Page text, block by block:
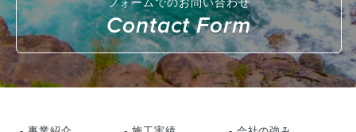
Contact Form